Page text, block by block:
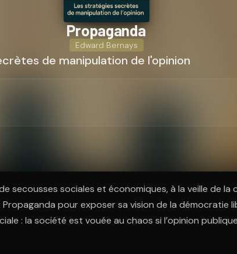
Propaganda
Edward Bernays
de manipulation de l'opinion
secousses sociales et économiques, à la veille de la
Propaganda pour exposer sa vision de la démocratie
: la société est vouée au chaos si l’opinion